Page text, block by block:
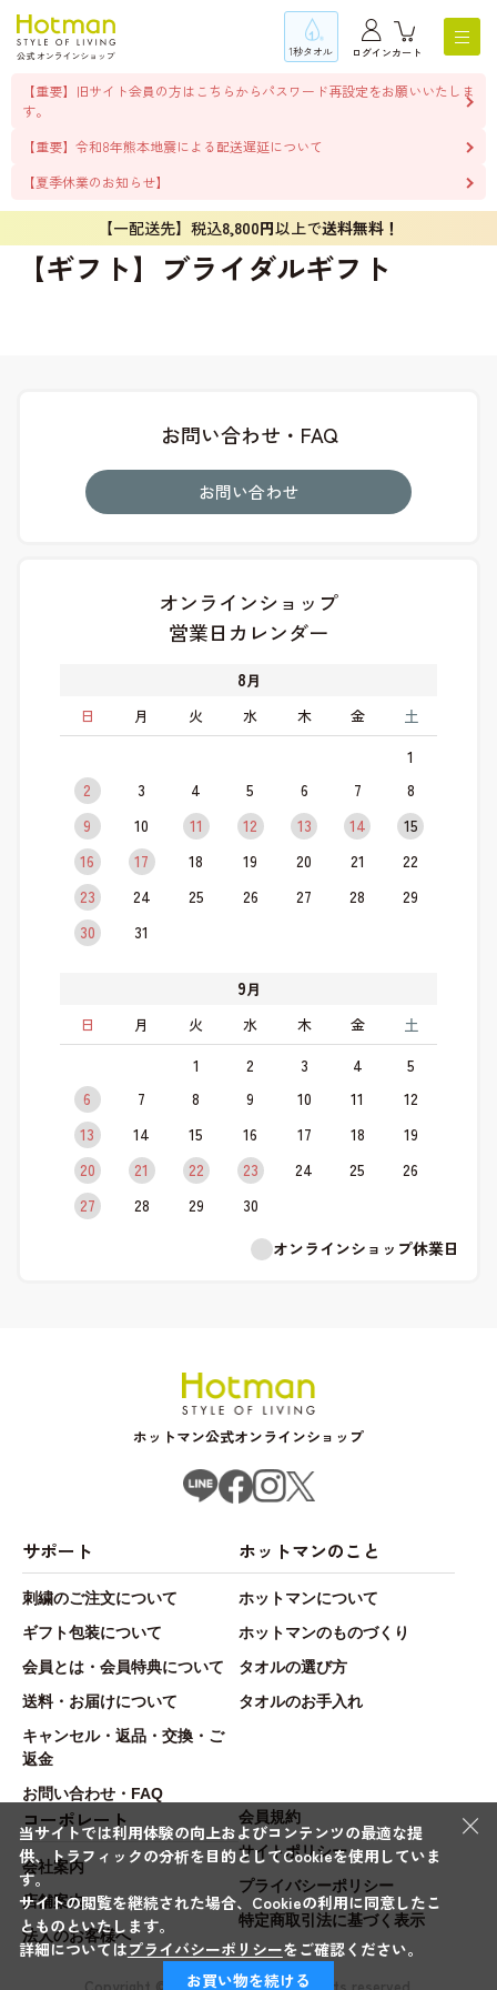
1秒タオル ログインカート
【重要】旧サイト会員の方はこちらからパスワード再設定をお願いいたしま
す。
【重要】令和8年熊本地震による配送遅延について
【夏季休業のお知らせ】
【一配送先】税込8,800円以上で送料無料！
【ギフト】ブライダルギフト
お問い合わせ・FAQ
お問い合わせ
オンラインショップ
営業日カレンダー
8月
日
月 火 水 木 金 土
1
2
3 4 5 6 7
8
9
10 11 12 13 14
15
16
17 18 19 20 21
22
23
24 25 26 27 28
29
30
31
9月
日
月 火 水 木 金 土
1 2 3 4
5
6
7 8 9 10 11
12
13
14 15 16 17 18
19
20
21 22 23 24 25
26
27
28 29
30
オンラインショップ休業日
ホットマン公式オンラインショップ
サポート
刺繍のご注文について
ギフト包装について
会員とは・会員特典について
送料・お届けについて
キャンセル・返品・交換・ご
返金
お問い合わせ・FAQ
ホットマンのこと
ホットマンについて
ホットマンのものづくり
タオルの選び方
タオルのお手入れ
コーポレート
会社案内
店舗案内
法人のお客様へ
会員規約
サイトポリシー
プライバシーポリシー
特定商取引法に基づく表示
Copyright © Hotman.Co.,Ltd. All rights reserved.
×
当サイトでは利用体験の向上およびコンテンツの最適な提
供、トラフィックの分析を目的としてCookieを使用していま
す。
サイトの閲覧を継続された場合、Cookieの利用に同意したこ
とものといたします。
詳細についてはプライバシーポリシーをご確認ください。
お買い物を続ける